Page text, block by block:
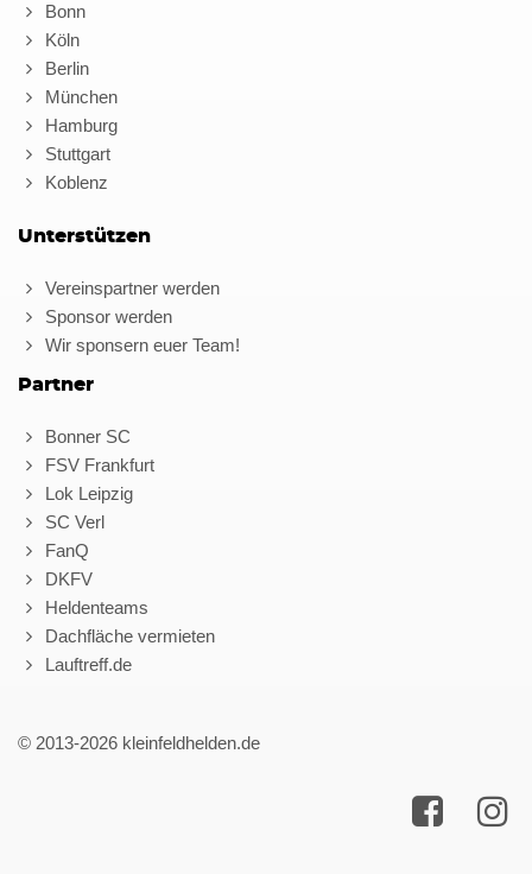
Bonn
Köln
Berlin
München
Hamburg
Stuttgart
Koblenz
Unterstützen
Vereinspartner werden
Sponsor werden
Wir sponsern euer Team!
Partner
Bonner SC
FSV Frankfurt
Lok Leipzig
SC Verl
FanQ
DKFV
Heldenteams
Dachfläche vermieten
Lauftreff.de
© 2013-2026 kleinfeldhelden.de